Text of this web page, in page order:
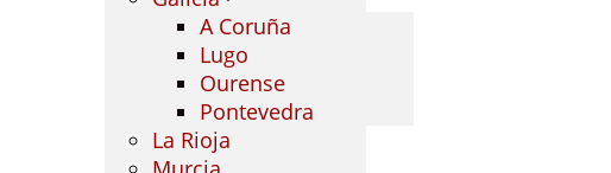
A Coruña
Lugo
Ourense
Pontevedra
La Rioja